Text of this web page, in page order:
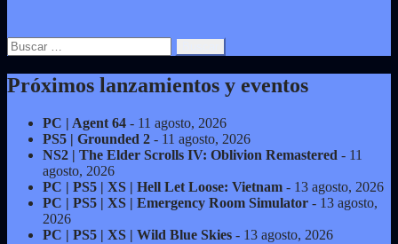
Buscar:
Próximos lanzamientos y eventos
PC | Agent 64 - 11 agosto, 2026
PS5 | Grounded 2 - 11 agosto, 2026
NS2 | The Elder Scrolls IV: Oblivion Remastered - 11
agosto, 2026
PC | PS5 | XS | Hell Let Loose: Vietnam - 13 agosto, 2026
PC | PS5 | XS | Emergency Room Simulator - 13 agosto,
2026
PC | PS5 | XS | Wild Blue Skies - 13 agosto, 2026